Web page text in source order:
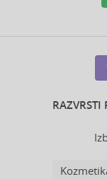
RAZVRSTI